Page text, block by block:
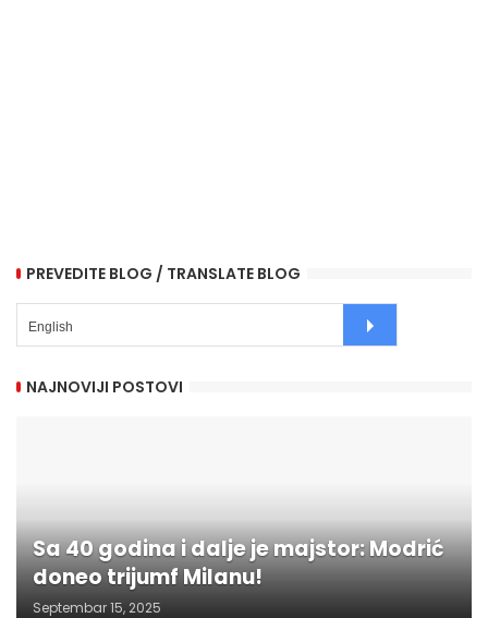
PREVEDITE BLOG / TRANSLATE BLOG
NAJNOVIJI POSTOVI
Sa 40 godina i dalje je majstor: Modrić
doneo trijumf Milanu!
Septembar 15, 2025